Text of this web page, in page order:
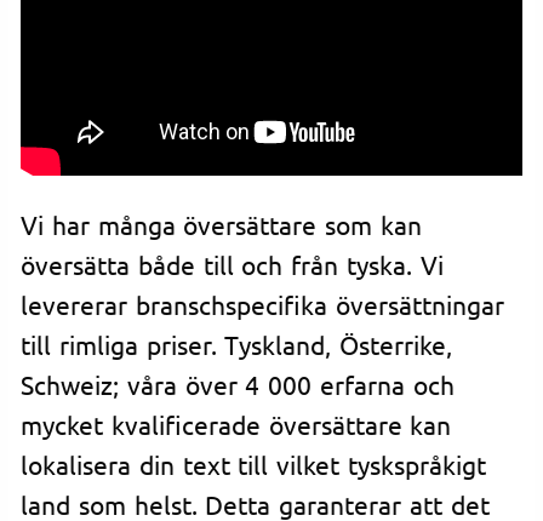
Vi har många översättare som kan
översätta både till och från tyska. Vi
levererar branschspecifika översättningar
till rimliga priser. Tyskland, Österrike,
Schweiz; våra över 4 000 erfarna och
mycket kvalificerade översättare kan
lokalisera din text till vilket tyskspråkigt
land som helst. Detta garanterar att det